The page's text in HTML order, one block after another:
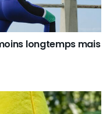
longtemps mais